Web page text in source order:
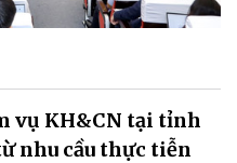
vụ KH&CN tại tỉnh
nhu cầu thực tiễn